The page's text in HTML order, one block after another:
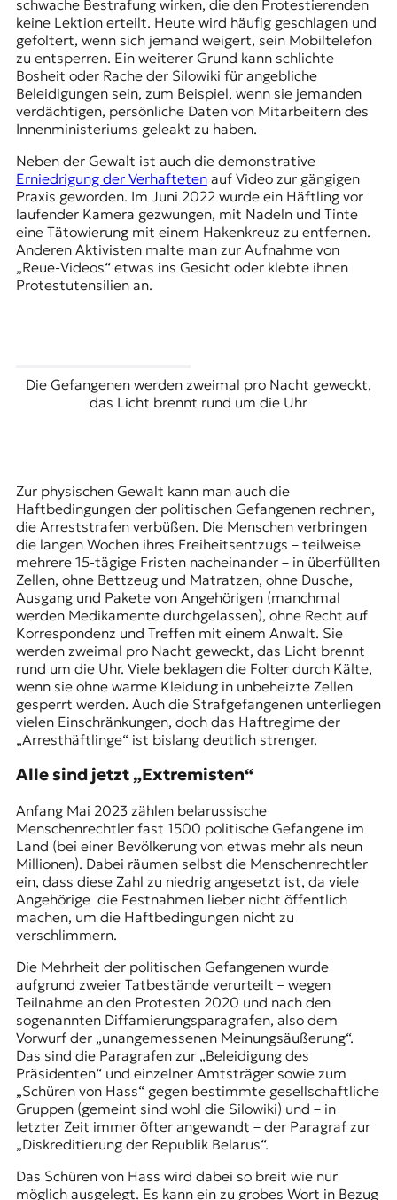
schwache Bestrafung wirken, die den Protestierenden
keine Lektion erteilt. Heute wird häufig geschlagen und
gefoltert, wenn sich jemand weigert, sein Mobiltelefon
zu entsperren. Ein weiterer Grund kann schlichte
Bosheit oder Rache der Silowiki für angebliche
Beleidigungen sein, zum Beispiel, wenn sie jemanden
verdächtigen, persönliche Daten von Mitarbeitern des
Innenministeriums geleakt zu haben.
Neben der Gewalt ist auch die demonstrative
Erniedrigung der Verhaftetenauf Video zur gängigen
Praxis geworden. Im Juni 2022 wurde ein Häftling vor
laufender Kamera gezwungen, mit Nadeln und Tinte
eine Tätowierung mit einem Hakenkreuz zu entfernen.
Anderen Aktivisten malte man zur Aufnahme von
„Reue-Videos“ etwas ins Gesicht oder klebte ihnen
Protestutensilien an.
Die Gefangenen werden zweimal pro Nacht geweckt,
das Licht brennt rund um die Uhr
Zur physischen Gewalt kann man auch die
Haftbedingungen der politischen Gefangenen rechnen,
die Arreststrafen verbüßen. Die Menschen verbringen
die langen Wochen ihres Freiheitsentzugs – teilweise
mehrere 15-tägige Fristen nacheinander – in überfüllten
Zellen, ohne Bettzeug und Matratzen, ohne Dusche,
Ausgang und Pakete von Angehörigen (manchmal
werden Medikamente durchgelassen), ohne Recht auf
Korrespondenz und Treffen mit einem Anwalt. Sie
werden zweimal pro Nacht geweckt, das Licht brennt
rund um die Uhr. Viele beklagen die Folter durch Kälte,
wenn sie ohne warme Kleidung in unbeheizte Zellen
gesperrt werden. Auch die Strafgefangenen unterliegen
vielen Einschränkungen, doch das Haftregime der
„Arresthäftlinge“ ist bislang deutlich strenger.
Alle sind jetzt „Extremisten“
Anfang Mai 2023 zählen belarussische
Menschenrechtler fast 1500 politische Gefangene im
Land (bei einer Bevölkerung von etwas mehr als neun
Millionen). Dabei räumen selbst die Menschenrechtler
ein, dass diese Zahl zu niedrig angesetzt ist, da viele
Angehörige die Festnahmen lieber nicht öffentlich
machen, um die Haftbedingungen nicht zu
verschlimmern.
Die Mehrheit der politischen Gefangenen wurde
aufgrund zweier Tatbestände verurteilt – wegen
Teilnahme an den Protesten 2020 und nach den
sogenannten Diffamierungsparagrafen, also dem
Vorwurf der „unangemessenen Meinungsäußerung“.
Das sind die Paragrafen zur „Beleidigung des
Präsidenten“ und einzelner Amtsträger sowie zum
„Schüren von Hass“ gegen bestimmte gesellschaftliche
Gruppen (gemeint sind wohl die Silowiki) und – in
letzter Zeit immer öfter angewandt – der Paragraf zur
„Diskreditierung der Republik Belarus“.
Das Schüren von Hass wird dabei so breit wie nur
möglich ausgelegt. Es kann ein zu grobes Wort in Bezug